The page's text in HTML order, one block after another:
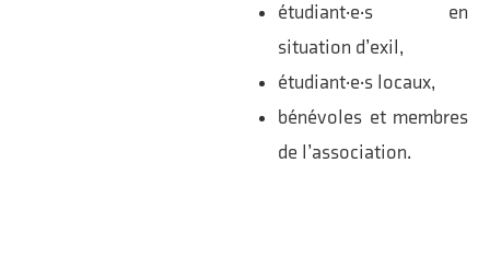
étudiant·e·s en
situation d’exil,
étudiant·e·s locaux,
bénévoles et membres
de l’association.